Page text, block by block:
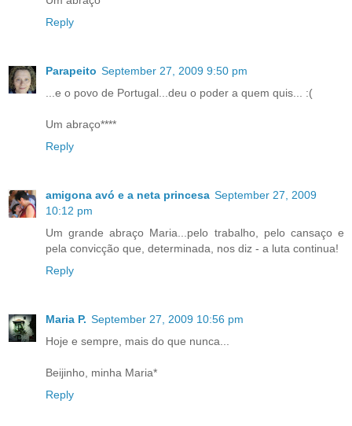
Reply
Parapeito September 27, 2009 9:50 pm
...e o povo de Portugal...deu o poder a quem quis... :(
Um abraço****
Reply
amigona avó e a neta princesa September 27, 2009
10:12 pm
Um grande abraço Maria...pelo trabalho, pelo cansaço e
pela convicção que, determinada, nos diz - a luta continua!
Reply
Maria P. September 27, 2009 10:56 pm
Hoje e sempre, mais do que nunca...
Beijinho, minha Maria*
Reply